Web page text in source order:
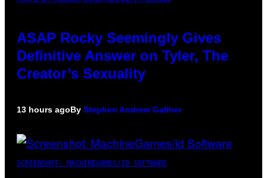
ASAP Rocky Seemingly Gives
Definitive Answer on Tyler, The
Creator’s Sexuality
13 hours agoBy Stephen Andrew Galiher
SCREENSHOT: MACHINEGAMES/ID SOFTWARE